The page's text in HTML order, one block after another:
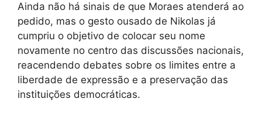
Ainda não há sinais de que Moraes atenderá ao
pedido, mas o gesto ousado de Nikolas já
cumpriu o objetivo de colocar seu nome
novamente no centro das discussões nacionais,
reacendendo debates sobre os limites entre a
liberdade de expressão e a preservação das
instituições democráticas.